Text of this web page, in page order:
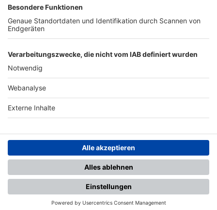
Nutzungsbedingungen Datenschutz Impressum